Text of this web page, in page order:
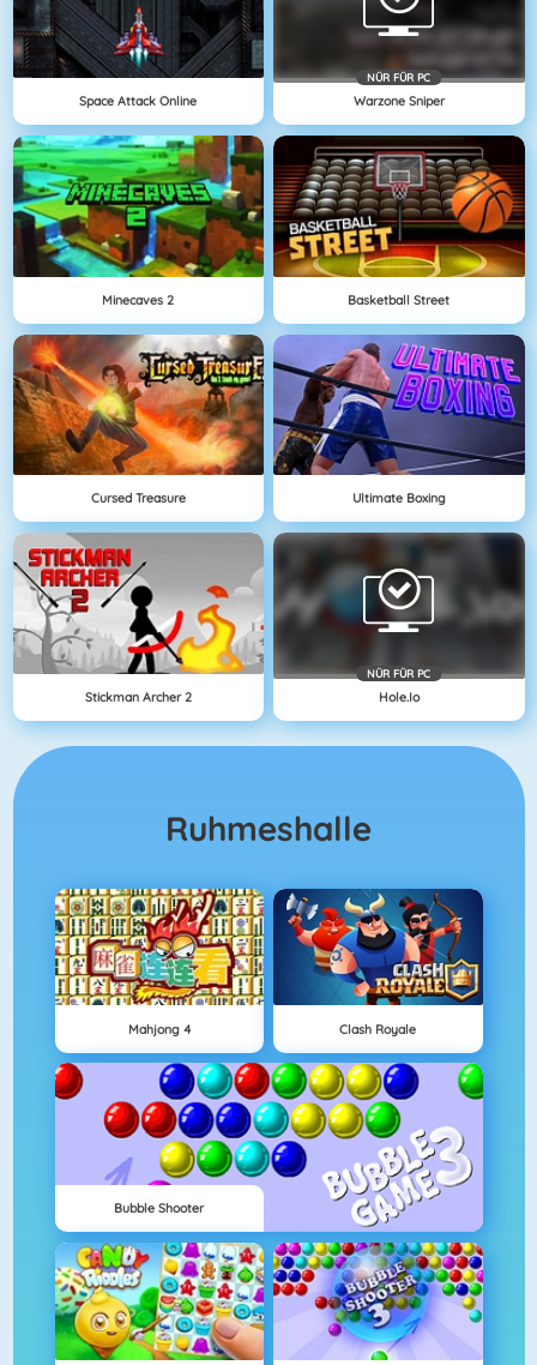
Space Attack Online
NÜR FÜR PC
Warzone Sniper
Minecaves 2 Basketball Street
Cursed Treasure Ultimate Boxing
Stickman Archer 2
NÜR FÜR PC
Hole.io
Ruhmeshalle
Mahjong 4 Clash Royale
Bubble Shooter